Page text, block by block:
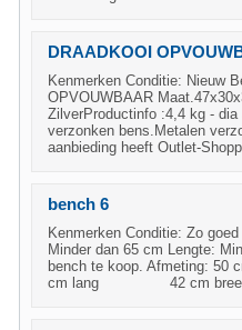
DRAADKOOI
Kenmerken Conditie: Nieuw
OPVOUWBAAR
ZilverProductinfo :4,4 kg -
verzonken bens.Metalen
aanbieding heeft Outlet-
bench 6
Kenmerken Conditie: Zo
Minder dan 65 cm Lengte:
bench te koop.
cm lang 42 cm